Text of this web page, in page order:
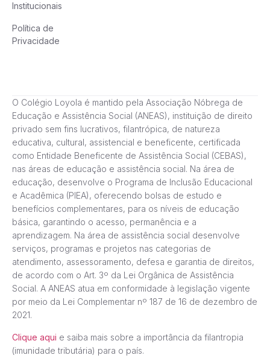
Institucionais
Política de
Privacidade
O Colégio Loyola é mantido pela Associação Nóbrega de
Educação e Assistência Social (ANEAS), instituição de direito
privado sem fins lucrativos, filantrópica, de natureza
educativa, cultural, assistencial e beneficente, certificada
como Entidade Beneficente de Assistência Social (CEBAS),
nas áreas de educação e assistência social. Na área de
educação, desenvolve o Programa de Inclusão Educacional
e Acadêmica (PIEA), oferecendo bolsas de estudo e
benefícios complementares, para os níveis de educação
básica, garantindo o acesso, permanência e a
aprendizagem. Na área de assistência social desenvolve
serviços, programas e projetos nas categorias de
atendimento, assessoramento, defesa e garantia de direitos,
de acordo com o Art. 3º da Lei Orgânica de Assistência
Social. A ANEAS atua em conformidade à legislação vigente
por meio da Lei Complementar nº 187 de 16 de dezembro de
2021.
Clique aqui e saiba mais sobre a importância da filantropia
(imunidade tributária) para o país.